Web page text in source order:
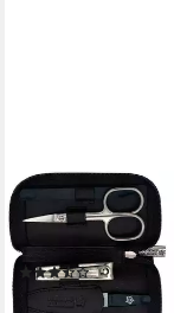
PFEILRING
Maniküre-Etui, 5 tlg.,
Nappaleder
(2)
38,99 € UVP47,49 €